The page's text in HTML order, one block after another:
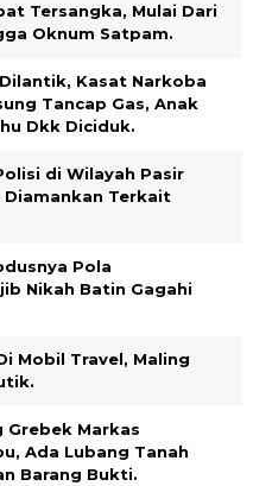
Tersangka, Mulai Dari
Oknum Satpam.
Kasat Narkoba
Tancap Gas, Anak
Dkk Diciduk.
di Wilayah Pasir
Diamankan Terkait
Pola
Nikah Batin Gagahi
Mobil Travel, Maling
Grebek Markas
Ada Lubang Tanah
Barang Bukti.